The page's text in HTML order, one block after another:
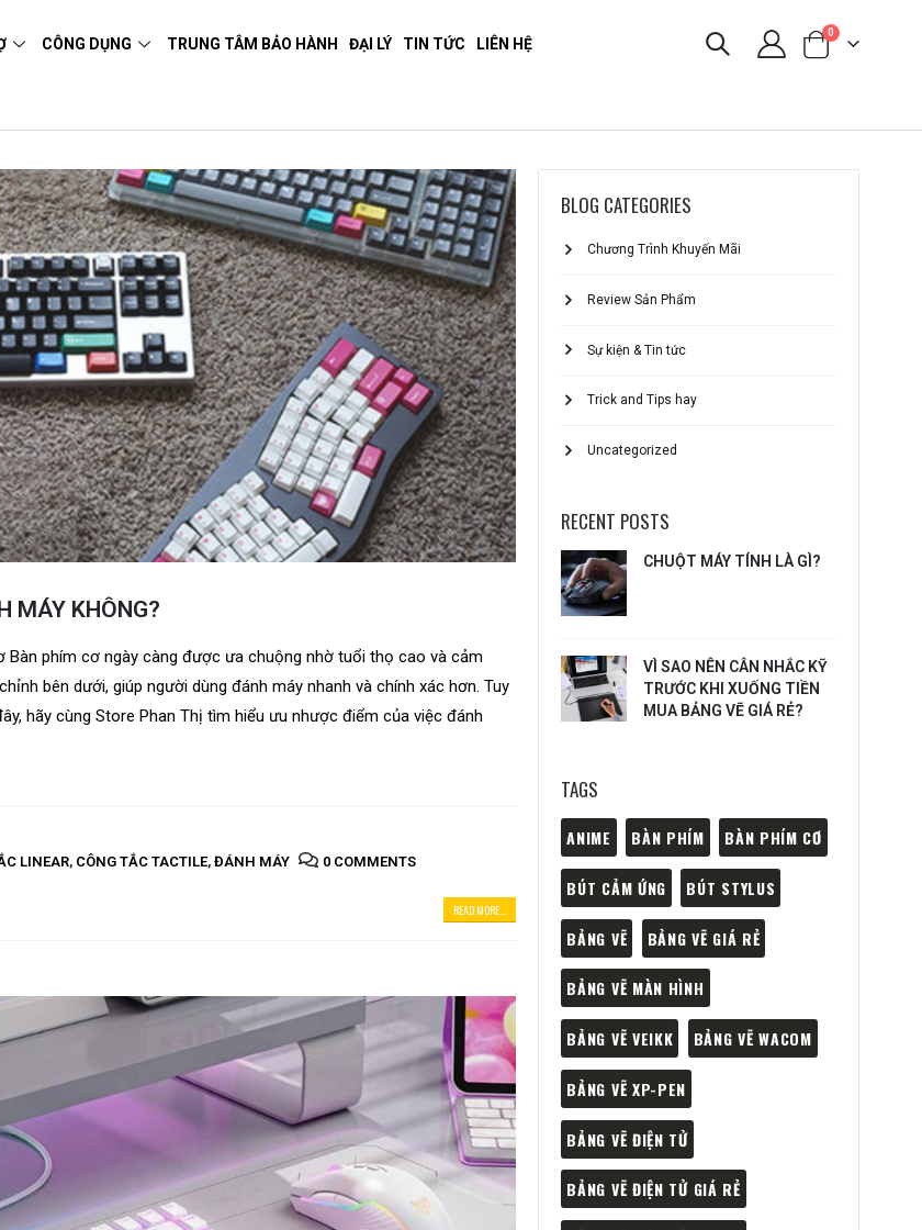
CÔNG DỤNG TRUNG TÂM BẢO HÀNH ĐẠI LÝ TIN TỨC LIÊN HỆ
0
MÁY KHÔNG?
phím cơ ngày càng được ưa chuộng nhờ tuổi thọ cao và cảm
bên dưới, giúp người dùng đánh máy nhanh và chính xác hơn. Tuy
hãy cùng Store Phan Thị tìm hiểu ưu nhược điểm của việc đánh
LINEAR, CÔNG TẮC TACTILE,ĐÁNH MÁY 0 COMMENTS
READ MORE...
BLOG CATEGORIES
Chương Trình Khuyến Mãi
Review Sản Phẩm
Sự kiện & Tin tức
Trick and Tips hay
Uncategorized
RECENT POSTS
CHUỘT MÁY TÍNH LÀ GÌ?
VÌ SAO NÊN CÂN NHẮC KỸ
TRƯỚC KHI XUỐNG TIỀN
MUA BẢNG VẼ GIÁ RẺ?
TAGS
ANIME BÀN PHÍM BÀN PHÍM CƠ
BÚT CẢM ỨNG BÚT STYLUS
BẢNG VẼ BẢNG VẼ GIÁ RẺ
BẢNG VẼ MÀN HÌNH
BẢNG VẼ VEIKK BẢNG VẼ WACOM
BẢNG VẼ XP-PEN
BẢNG VẼ ĐIỆN TỬ
BẢNG VẼ ĐIỆN TỬ GIÁ RẺ